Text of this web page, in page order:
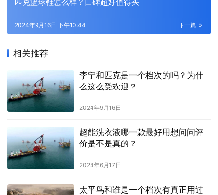
匹克篮球鞋怎么样？口碑超好值得买
下一篇
2024年9月16日 下午10:44
相关推荐
李宁和匹克是一个档次的吗？为什
么这么受欢迎？
2024年9月16日
超能洗衣液哪一款最好用想问问评
价是不是真的？
2024年6月17日
太平鸟和谁是一个档次有真正用过